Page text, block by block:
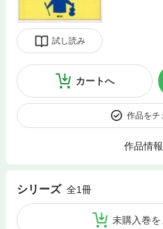
試し読み
カートへ
作品をチ
作品情
シリーズ 全1冊
未購入巻を